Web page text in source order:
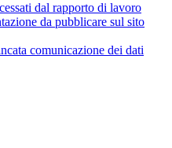
dal rapporto di lavoro
da pubblicare sul sito
comunicazione dei dati